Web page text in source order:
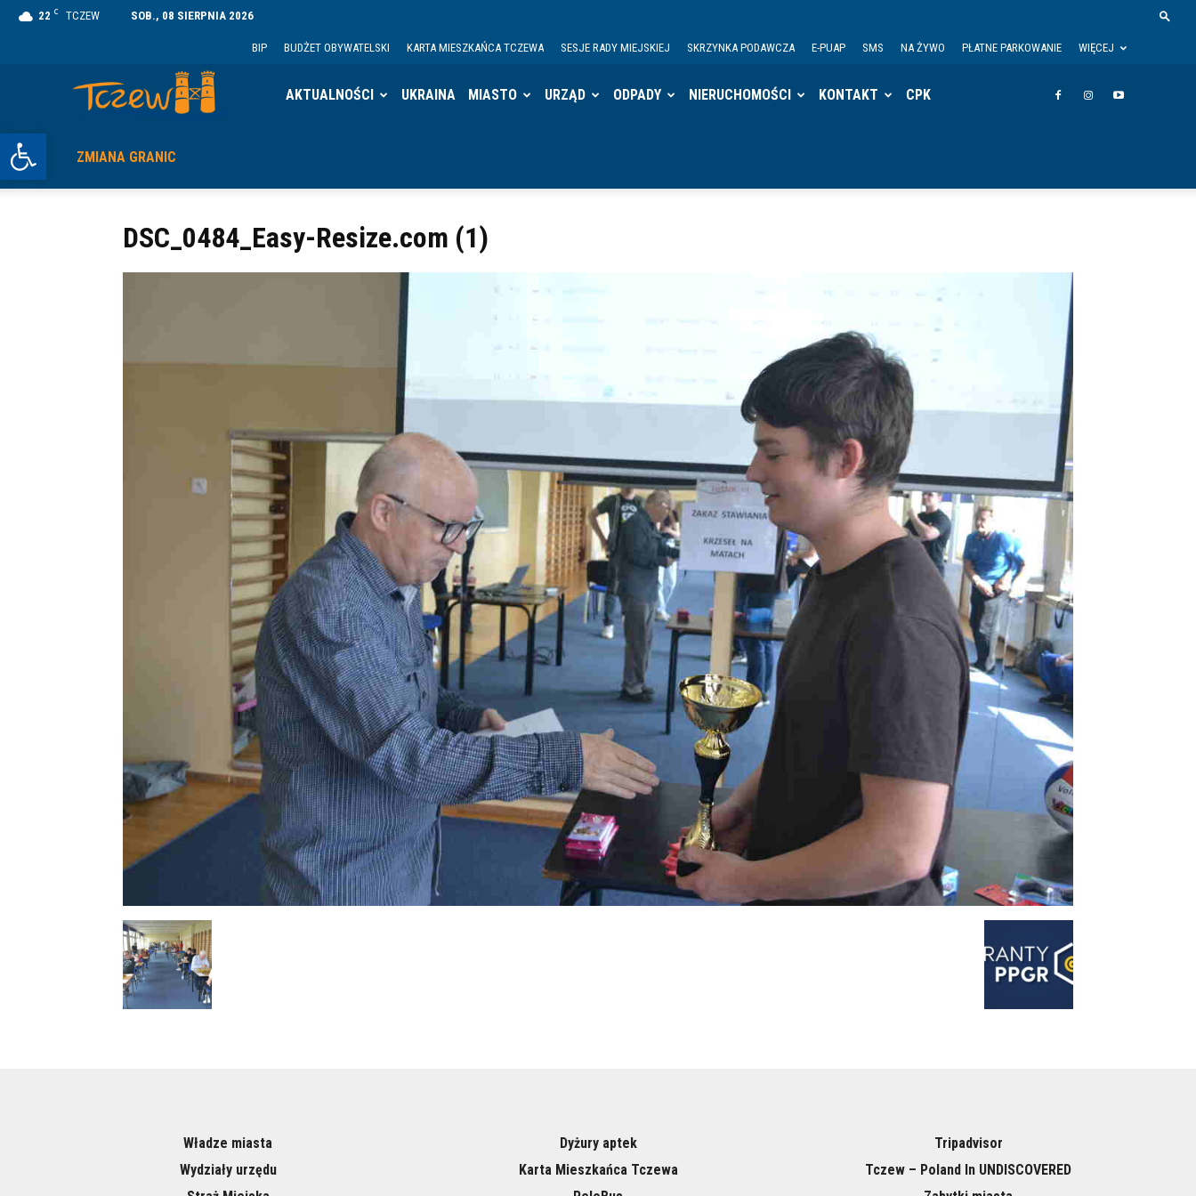
Otwórz pasek narzędzi
22 C TCZEW SOB., 08 SIERPNIA 2026
BIP BUDŻET OBYWATELSKI KARTA MIESZKAŃCA TCZEWA SESJE RADY MIEJSKIEJ SKRZYNKA PODAWCZA E-PUAP SMS NA ŻYWO PŁATNE PARKOWANIE WIĘCEJ
AKTUALNOŚCI UKRAINA MIASTO URZĄD ODPADY NIERUCHOMOŚCI KONTAKT CPK
ZMIANA GRANIC
DSC_0484_Easy-Resize.com (1)
Władze miasta
Wydziały urzędu
Dyżury aptek
Karta Mieszkańca Tczewa
Tripadvisor
Tczew – Poland In UNDISCOVERED